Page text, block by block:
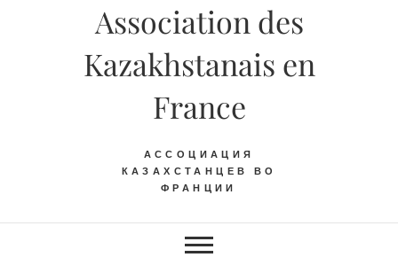
Association des
Kazakhstanais en
France
АССОЦИАЦИЯ
КАЗАХСТАНЦЕВ ВО
ФРАНЦИИ